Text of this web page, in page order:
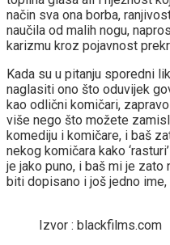
način sva ona borba,
naučila od malih nogu,
karizmu kroz pojavnost
Kada su u pitanju sporedni
naglasiti ono što oduvijek
kao odlični komičari,
više nego što možete
komediju i komičare, i baš
nekog komičara kako
je jako puno, i baš mi je
biti dopisano i još jedno ime,
Izvor : blackfilms.com